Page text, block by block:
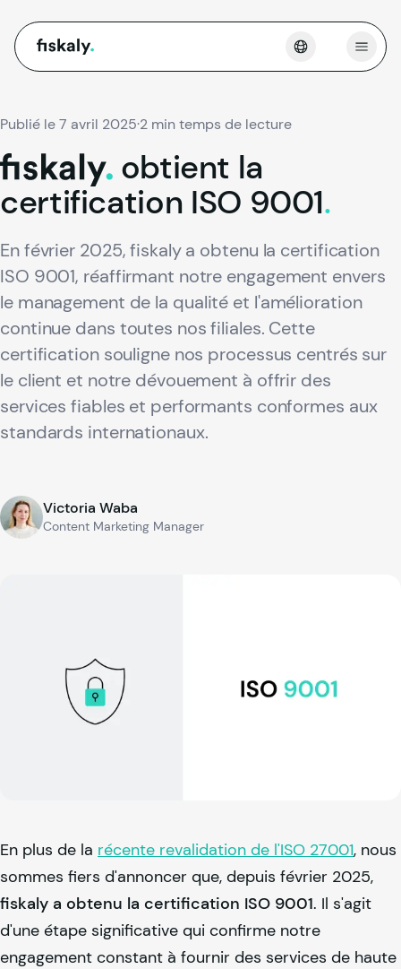
fiskaly.
Publié le 7 avril 2025·2 min temps de lecture
fiskaly. obtient la
certification ISO 9001.
En février 2025, fiskaly a obtenu la certification
ISO 9001, réaffirmant notre engagement envers
le management de la qualité et l'amélioration
continue dans toutes nos filiales. Cette
certification souligne nos processus centrés sur
le client et notre dévouement à offrir des
services fiables et performants conformes aux
standards internationaux.
Victoria Waba
Content Marketing Manager
En plus de la récente revalidation de l'ISO 27001, nous
sommes fiers d'annoncer que, depuis février 2025,
fiskaly a obtenu la certification ISO 9001. Il s'agit
d'une étape significative qui confirme notre
engagement constant à fournir des services de haute